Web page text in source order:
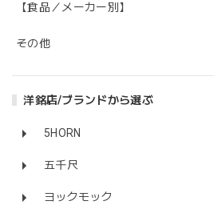
【食品／メーカー別】
その他
洋銘店/ブランドから選ぶ
5HORN
五千尺
ヨックモック